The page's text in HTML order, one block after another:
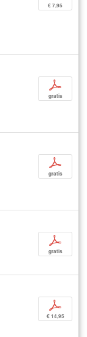
€ 7,95
p
gratis
p
gratis
p
gratis
p
€ 14,95